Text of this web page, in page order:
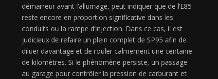
démarreur avant l’allumage, peut indiquer que de l’E85
reste encore en proportion significative dans les
conduits ou la rampe d’injection. Dans ce cas, il est
judicieux de refaire un plein complet de SP95 afin de
diluer davantage et de rouler calmement une centaine
de kilomètres. Si le phénomène persiste, un passage
au garage pour contrôler la pression de carburant et